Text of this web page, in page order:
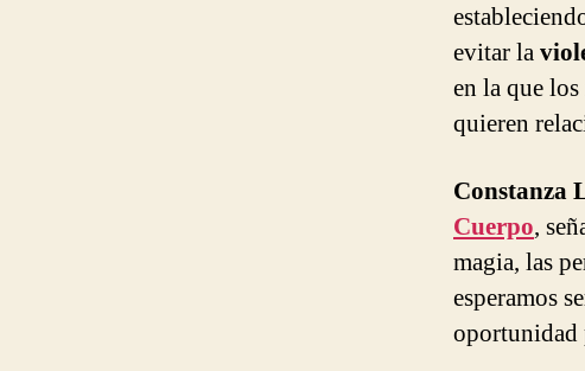
evitar la
en la que
quieren
Constanza
Cuerpo,
magia, las
esperamos
oportunidad